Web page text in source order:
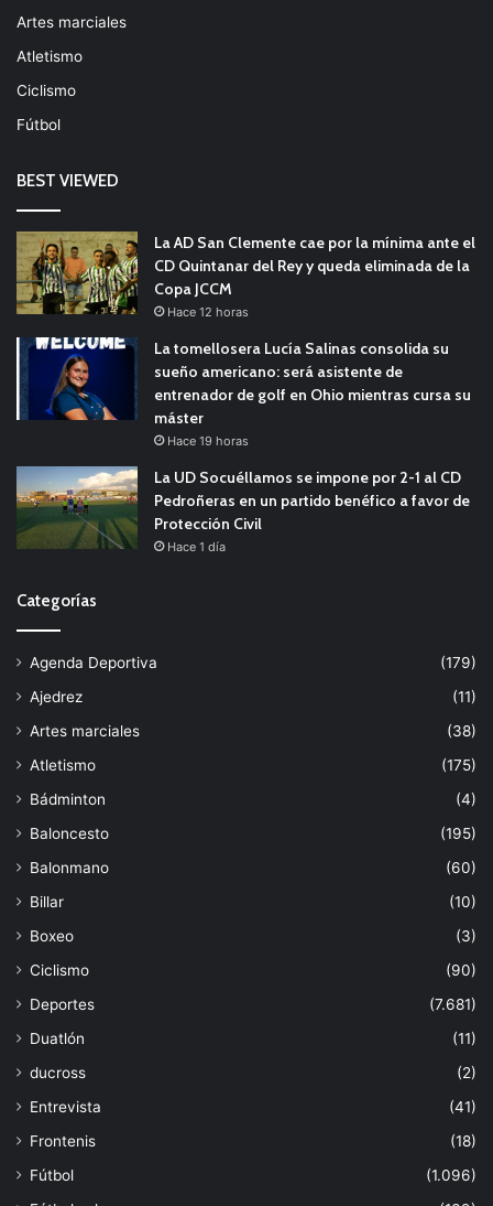
Artes marciales
Atletismo
Ciclismo
Fútbol
BEST VIEWED
La AD San Clemente cae por la mínima ante el
CD Quintanar del Rey y queda eliminada de la
Copa JCCM
Hace 12 horas
La tomellosera Lucía Salinas consolida su
sueño americano: será asistente de
entrenador de golf en Ohio mientras cursa su
máster
Hace 19 horas
La UD Socuéllamos se impone por 2-1 al CD
Pedroñeras en un partido benéfico a favor de
Protección Civil
Hace 1 día
Categorías
Agenda Deportiva
(179)
Ajedrez
(11)
Artes marciales
(38)
Atletismo
(175)
Bádminton
(4)
Baloncesto
(195)
Balonmano
(60)
Billar
(10)
Boxeo
(3)
Ciclismo
(90)
Deportes
(7.681)
Duatlón
(11)
ducross
(2)
Entrevista
(41)
Frontenis
(18)
Fútbol
(1.096)